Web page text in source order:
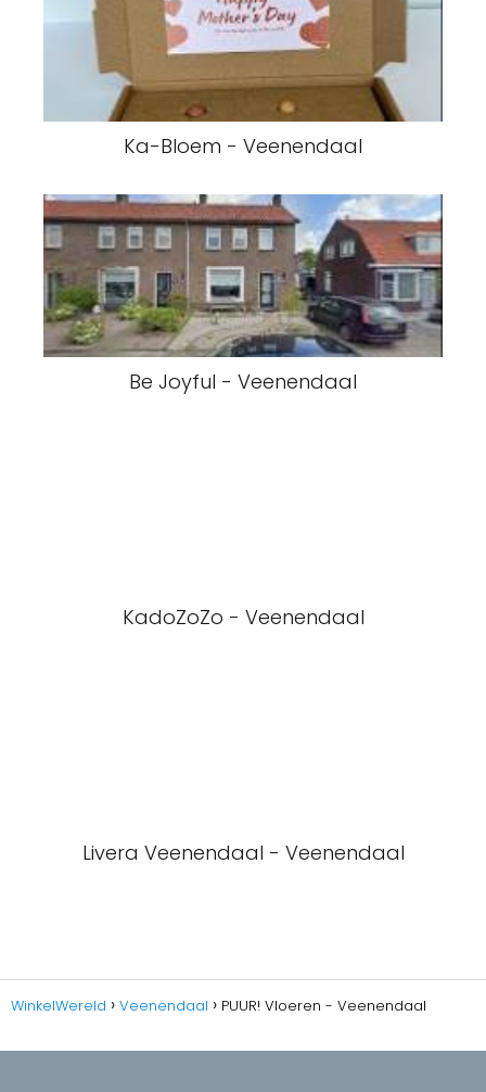
Ka-Bloem - Veenendaal
Be Joyful - Veenendaal
KadoZoZo - Veenendaal
Livera Veenendaal - Veenendaal
WinkelWereld Veenendaal PUUR! Vloeren - Veenendaal